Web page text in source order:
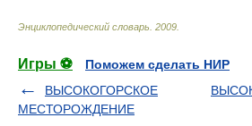
Энциклопедический словарь 2009
Игры ⚽
Поможем сделать НИР
ВЫСОКОГОРСКОЕ
МЕСТОРОЖДЕНИЕ